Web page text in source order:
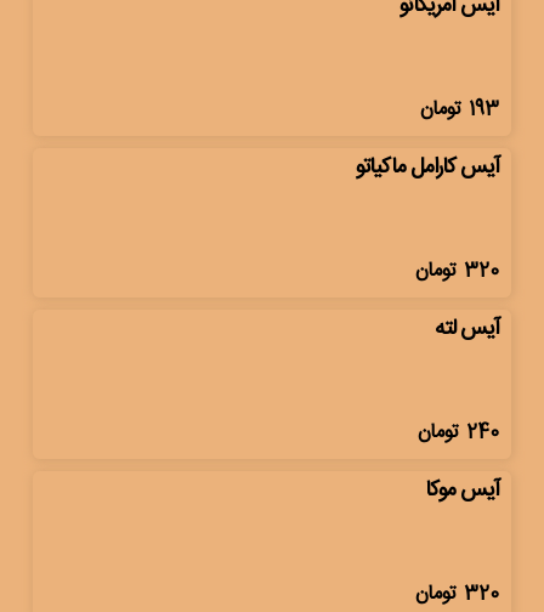
193 تومان
آیس کارامل ماکیاتو
320 تومان
آیس لته
240 تومان
آیس موکا
320 تومان